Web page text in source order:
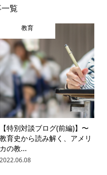
覧
教育
【特別対談ブログ(前編)】〜
教育史から読み解く、アメリ
カの教...
2022.06.08